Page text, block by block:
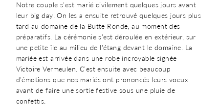
Notre couple s’est marié civilement quelques jours avant
leur big day. On les a ensuite retrouvé quelques jours plus
tard au domaine de la Butte Ronde, au moment des
préparatifs. La cérémonie s’est déroulée en extérieur, sur
une petite île au milieu de l’étang devant le domaine. La
mariée est arrivée dans une robe incroyable signée
Victoire Vermeulen. C’est ensuite avec beaucoup
d’émotions que nos mariés ont prononcés leurs voeux
avant de faire une sortie festive sous une pluie de
confettis.